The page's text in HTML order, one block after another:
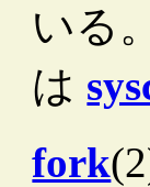
いる
は
fork